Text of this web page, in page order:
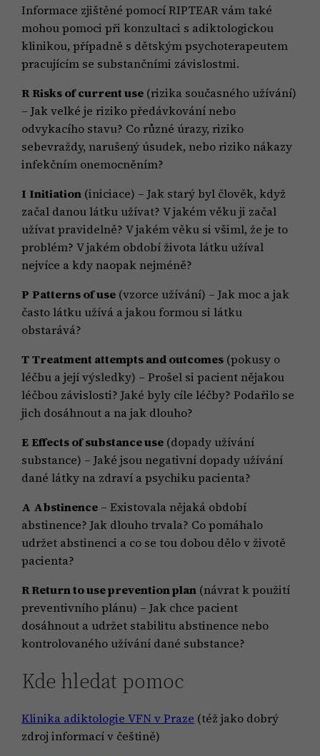
Informace zjištěné pomocí RIPTEAR vám také
mohou pomoci při konzultaci s adiktologickou
klinikou, případně s dětským psychoterapeutem
pracujícím se substančními závislostmi.
R Risks of current use (rizika současného užívání)
– Jak velké je riziko předávkování nebo
odvykacího stavu? Co různé úrazy, riziko
sebevraždy, narušený úsudek, nebo riziko nákazy
infekčním onemocněním?
I Initiation (iniciace) – Jak starý byl člověk, když
začal danou látku užívat? V jakém věku ji začal
užívat pravidelně? V jakém věku si všiml, že je to
problém? V jakém období života látku užíval
nejvíce a kdy naopak nejméně?
P Patterns of use (vzorce užívání) – Jak moc a jak
často látku užívá a jakou formou si látku
obstarává?
TTreatment attempts and outcomes (pokusy o
léčbu a její výsledky) – Prošel si pacient nějakou
léčbou závislosti? Jaké byly cíle léčby? Podařilo se
jich dosáhnout a na jak dlouho?
EEffects of substance use (dopady užívání
substance) – Jaké jsou negativní dopady užívání
dané látky na zdraví a psychiku pacienta?
A Abstinence – Existovala nějaká období
abstinence? Jak dlouho trvala? Co pomáhalo
udržet abstinenci a co se tou dobou dělo v životě
pacienta?
R Return to use prevention plan (návrat k použití
preventivního plánu) – Jak chce pacient
dosáhnout a udržet stabilitu abstinence nebo
kontrolovaného užívání dané substance?
Kde hledat pomoc
Klinika adiktologie VFN v Praze (též jako dobrý
zdroj informací v češtině)